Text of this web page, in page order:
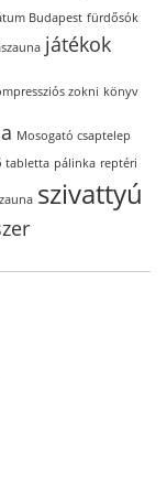
Budapest fürdősók
játékok
zokni könyv
Mosogató csaptelep
tabletta pálinka reptéri
szivattyú